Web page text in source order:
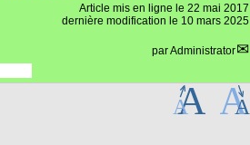
Article mis en ligne le 22 mai 2017
dernière modification le 10 mars 2025
parAdministrator